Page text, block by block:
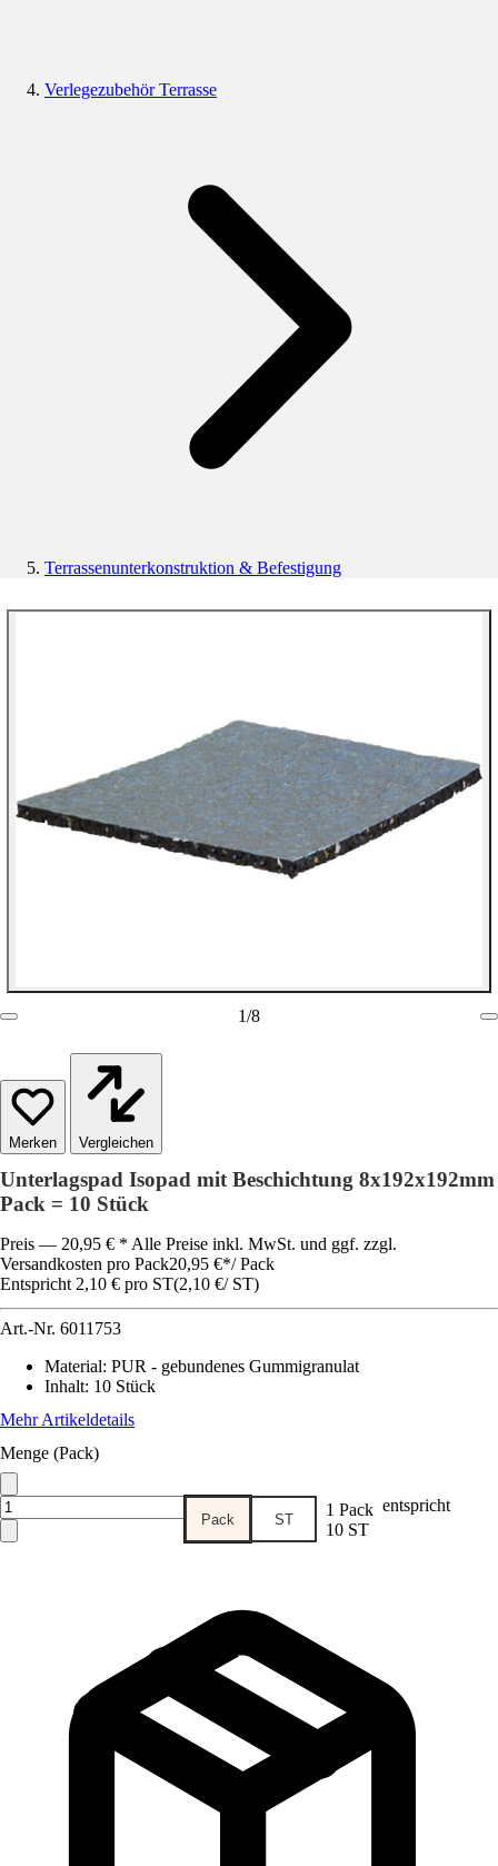
Verlegezubehör Terrasse
Terrassenunterkonstruktion & Befestigung
1/8
Vergleichen
Unterlagspad Isopad mit Beschichtung 8x192x192mm
Pack = 10 Stück
Preis — 20,95 € * Alle Preise inkl. MwSt. und ggf. zzgl.
Versandkosten pro Pack20,95 €*/ Pack
Entspricht 2,10 € pro ST(2,10 €/ ST)
Art.-Nr. 6011753
Material: PUR - gebundenes Gummigranulat
Inhalt: 10 Stück
Mehr Artikeldetails
Menge (Pack)
Pack ST 1 Pack entspricht
10 ST